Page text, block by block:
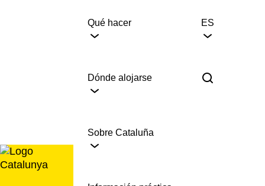
Qué hacer
Dónde alojarse
Sobre Cataluña
ES